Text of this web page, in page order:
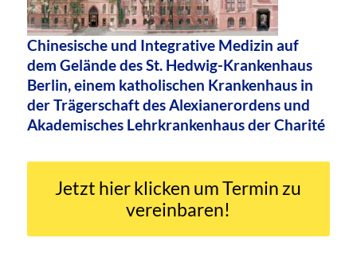
Chinesische und Integrative Medizin auf
dem Gelände des St. Hedwig-Krankenhaus
Berlin, einem katholischen Krankenhaus in
der Trägerschaft des Alexianerordens und
Akademisches Lehrkrankenhaus der Charité
Jetzt hier klicken um Termin zu
vereinbaren!